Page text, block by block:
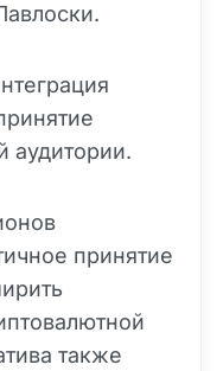
аудитории.
принятие
также